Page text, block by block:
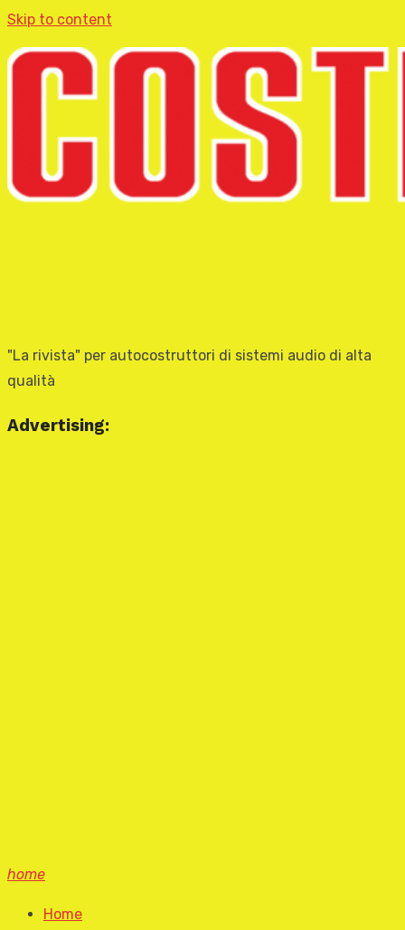
Skip to content
"La rivista" per autocostruttori di sistemi audio di alta
qualità
Advertising:
home
Home